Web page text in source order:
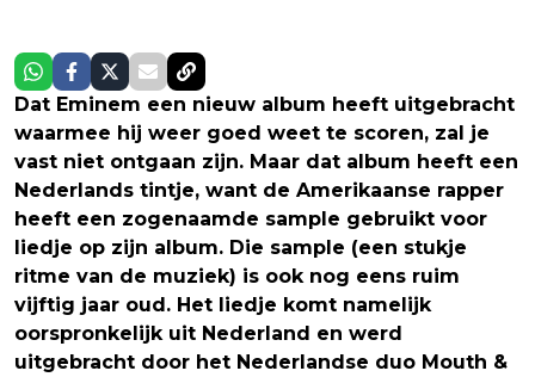
Dat Eminem een nieuw album heeft uitgebracht
waarmee hij weer goed weet te scoren, zal je
vast niet ontgaan zijn. Maar dat album heeft een
Nederlands tintje, want de Amerikaanse rapper
heeft een zogenaamde sample gebruikt voor
liedje op zijn album. Die sample (een stukje
ritme van de muziek) is ook nog eens ruim
vijftig jaar oud. Het liedje komt namelijk
oorspronkelijk uit Nederland en werd
uitgebracht door het Nederlandse duo Mouth &